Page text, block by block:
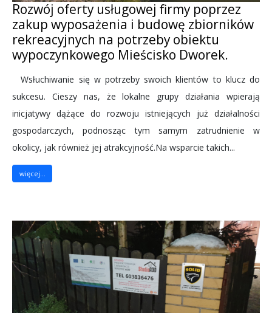
Rozwój oferty usługowej firmy poprzez
zakup wyposażenia i budowę zbiorników
rekreacyjnych na potrzeby obiektu
wypoczynkowego Mieścisko Dworek.
Wsłuchiwanie się w potrzeby swoich klientów to klucz do
sukcesu. Cieszy nas, że lokalne grupy działania wpierają
inicjatywy dążące do rozwoju istniejących już działalności
gospodarczych, podnosząc tym samym zatrudnienie w
okolicy, jak również jej atrakcyjność.Na wsparcie takich...
więcej...